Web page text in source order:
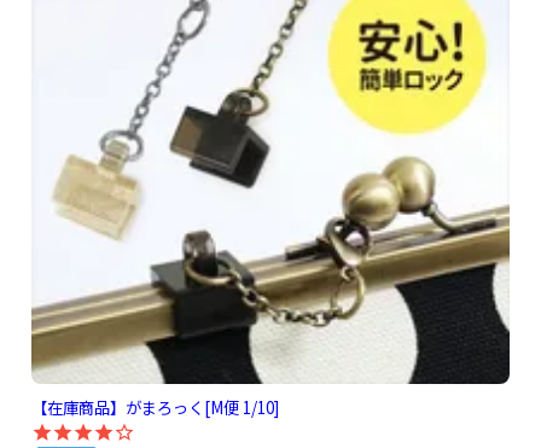
【在庫商品】がまろっく[M便 1/10]